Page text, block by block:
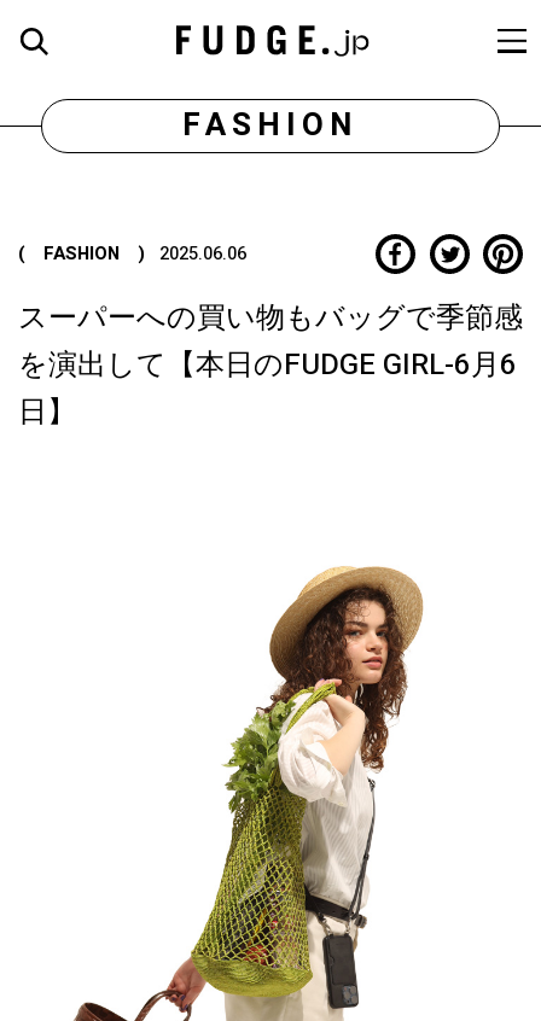
FASHION
( FASHION ) 2025.06.06
スーパーへの買い物もバッグで季節感
を演出して【本日のFUDGE GIRL-6月6
日】